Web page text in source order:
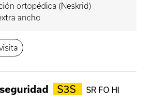
ortopédica (Neskrid)
ancho
S3S
SR FO HI